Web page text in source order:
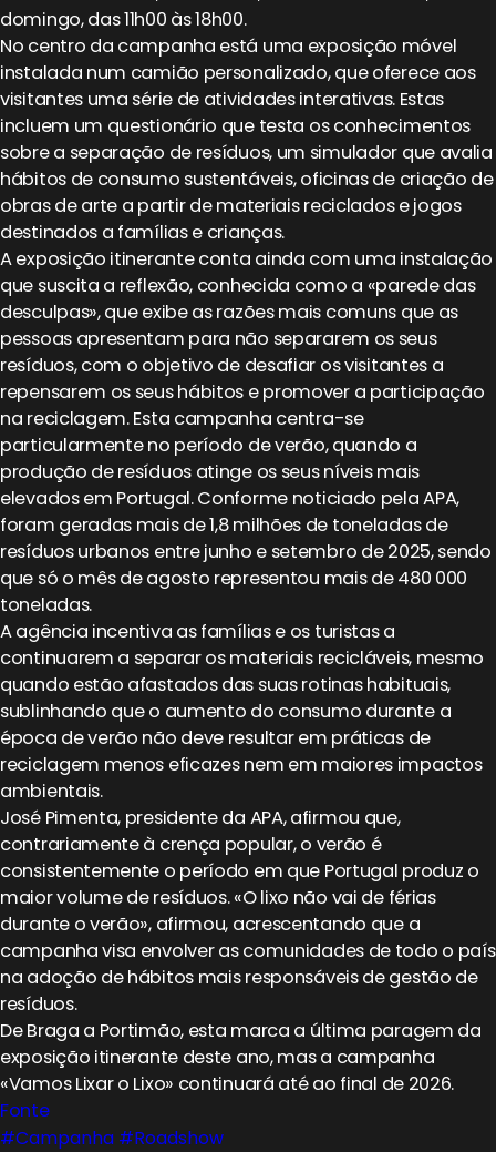
domingo, das 11h00 às 18h00.
No centro da campanha está uma exposição móvel
instalada num camião personalizado, que oferece aos
visitantes uma série de atividades interativas. Estas
incluem um questionário que testa os conhecimentos
sobre a separação de resíduos, um simulador que avalia
hábitos de consumo sustentáveis, oficinas de criação de
obras de arte a partir de materiais reciclados e jogos
destinados a famílias e crianças.
A exposição itinerante conta ainda com uma instalação
que suscita a reflexão, conhecida como a «parede das
desculpas», que exibe as razões mais comuns que as
pessoas apresentam para não separarem os seus
resíduos, com o objetivo de desafiar os visitantes a
repensarem os seus hábitos e promover a participação
na reciclagem. Esta campanha centra-se
particularmente no período de verão, quando a
produção de resíduos atinge os seus níveis mais
elevados em Portugal. Conforme noticiado pela APA,
foram geradas mais de 1,8 milhões de toneladas de
resíduos urbanos entre junho e setembro de 2025, sendo
que só o mês de agosto representou mais de 480 000
toneladas.
A agência incentiva as famílias e os turistas a
continuarem a separar os materiais recicláveis, mesmo
quando estão afastados das suas rotinas habituais,
sublinhando que o aumento do consumo durante a
época de verão não deve resultar em práticas de
reciclagem menos eficazes nem em maiores impactos
ambientais.
José Pimenta, presidente da APA, afirmou que,
contrariamente à crença popular, o verão é
consistentemente o período em que Portugal produz o
maior volume de resíduos. «O lixo não vai de férias
durante o verão», afirmou, acrescentando que a
campanha visa envolver as comunidades de todo o país
na adoção de hábitos mais responsáveis de gestão de
resíduos.
De Braga a Portimão, esta marca a última paragem da
exposição itinerante deste ano, mas a campanha
«Vamos Lixar o Lixo» continuará até ao final de 2026.
Fonte
#Campanha #Roadshow